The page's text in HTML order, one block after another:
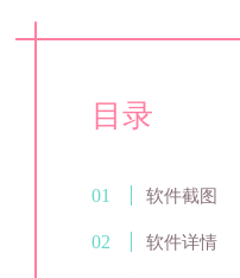
目录
软件截图
软件详情